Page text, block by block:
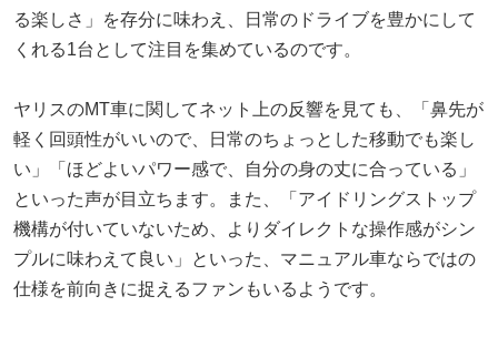
る楽しさ」を存分に味わえ、日常のドライブを豊かにして
くれる1台として注目を集めているのです。
ヤリスのMT車に関してネット上の反響を見ても、「鼻先が
軽く回頭性がいいので、日常のちょっとした移動でも楽し
い」「ほどよいパワー感で、自分の身の丈に合っている」
といった声が目立ちます。また、「アイドリングストップ
機構が付いていないため、よりダイレクトな操作感がシン
プルに味わえて良い」といった、マニュアル車ならではの
仕様を前向きに捉えるファンもいるようです。